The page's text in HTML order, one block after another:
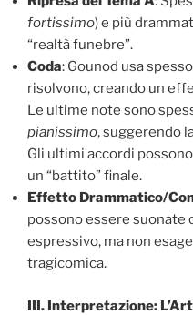
fortissimo) e più
“realtà funebre”.
Coda: Gounod usa
risolvono, creando un
Le ultime note sono
pianissimo, suggerendo
Gli ultimi accordi
un “battito” finale.
Effetto Drammatico/
possono essere suonate
espressivo, ma non
tragicomica.
III. Interpretazione: